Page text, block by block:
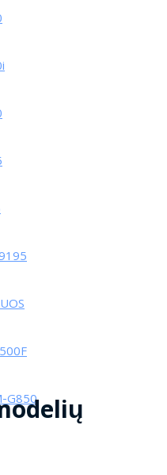
G850